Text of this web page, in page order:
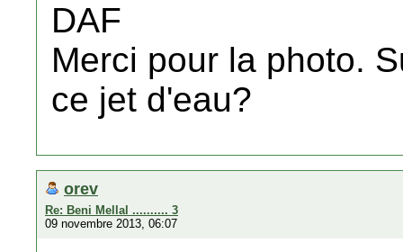
DAF
Merci pour la photo.
ce jet d'eau?
orev
Re: Beni Mellal .......... 3
09 novembre 2013, 06:07